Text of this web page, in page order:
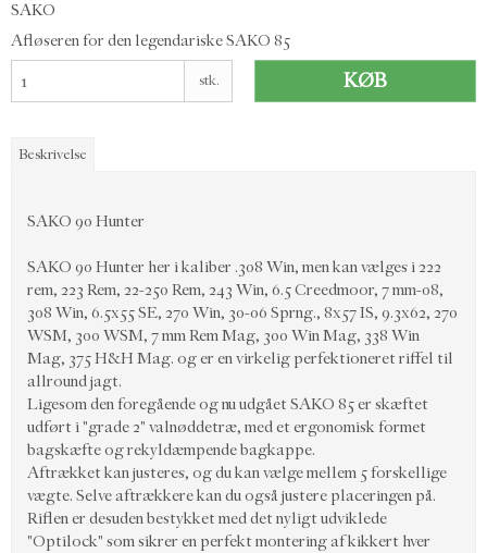
SAKO
Afløseren for den legendariske SAKO 85
stk. KØB
Beskrivelse
SAKO 90 Hunter
SAKO 90 Hunter her i kaliber .308 Win, men kan vælges i 222
rem, 223 Rem, 22-250 Rem, 243 Win, 6.5 Creedmoor, 7 mm-08,
308 Win, 6.5x55 SE, 270 Win, 30-06 Sprng., 8x57 IS, 9.3x62, 270
WSM, 300 WSM, 7 mm Rem Mag, 300 Win Mag, 338 Win
Mag, 375 H&H Mag. og er en virkelig perfektioneret riffel til
allround jagt.
Ligesom den foregående og nu udgået SAKO 85 er skæftet
udført i "grade 2" valnøddetræ, med et ergonomisk formet
bagskæfte og rekyldæmpende bagkappe.
Aftrækket kan justeres, og du kan vælge mellem 5 forskellige
vægte. Selve aftrækkere kan du også justere placeringen på.
Riflen er desuden bestykket med det nyligt udviklede
"Optilock" som sikrer en perfekt montering af kikkert hver